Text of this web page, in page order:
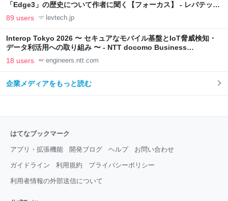
「Edge3」の歴史について作者に聞く【フォーカス】 - レバテック
LAB
89 users levtech.jp
Interop Tokyo 2026 〜 セキュアなモバイル基盤とIoT脅威検知・
データ利活用への取り組み 〜 - NTT docomo Business
Engineers' Blog
18 users engineers.ntt.com
企業メディアをもっと読む
はてなブックマーク
アプリ・拡張機能 開発ブログ ヘルプ お問い合わせ
ガイドライン 利用規約 プライバシーポリシー
利用者情報の外部送信について